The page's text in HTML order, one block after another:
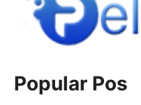
Popular Pos